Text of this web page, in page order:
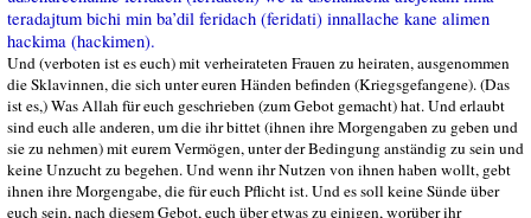
teradajtum bichi min ba’dil feridach (feridati) innallache kane alimen
hackima (hackimen).
Und (verboten ist es euch) mit verheirateten Frauen zu heiraten, ausgenommen
die Sklavinnen, die sich unter euren Händen befinden (Kriegsgefangene). (Das
ist es,) Was Allah für euch geschrieben (zum Gebot gemacht) hat. Und erlaubt
sind euch alle anderen, um die ihr bittet (ihnen ihre Morgengaben zu geben und
sie zu nehmen) mit eurem Vermögen, unter der Bedingung anständig zu sein und
keine Unzucht zu begehen. Und wenn ihr Nutzen von ihnen haben wollt, gebt
ihnen ihre Morgengabe, die für euch Pflicht ist. Und es soll keine Sünde über
euch sein, nach diesem Gebot, euch über etwas zu einigen, worüber ihr